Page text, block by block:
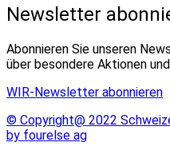
Newsletter
Abonnieren Sie unseren
über besondere Aktionen
WIR-Newsletter abonnieren
© Copyright@ 2022
by fourelse ag